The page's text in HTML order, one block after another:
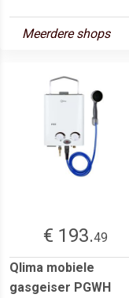
Meerdere shops
€ 193.49
Qlima mobiele
gasgeiser PGWH